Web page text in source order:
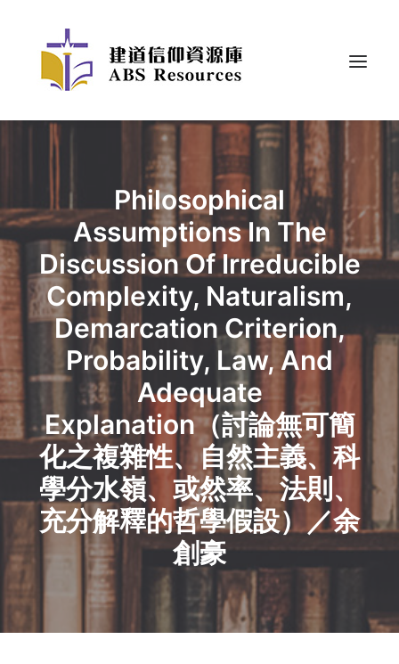
Philosophical
Assumptions In The
Discussion Of Irreducible
Complexity, Naturalism,
Demarcation Criterion,
Probability, Law, And
Adequate
Explanation（討論無可簡
化之複雜性、自然主義、科
學分水嶺、或然率、法則、
充分解釋的哲學假設）／余
創豪